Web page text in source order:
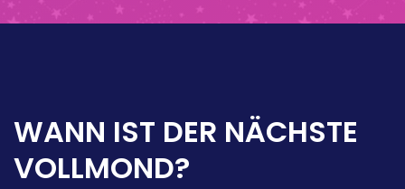
WANN IST DER NÄCHSTE
VOLLMOND?